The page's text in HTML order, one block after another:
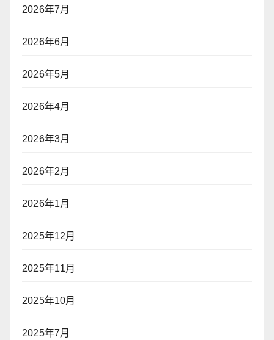
2026年7月
2026年6月
2026年5月
2026年4月
2026年3月
2026年2月
2026年1月
2025年12月
2025年11月
2025年10月
2025年7月